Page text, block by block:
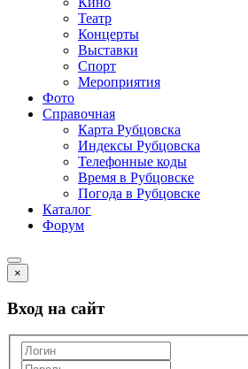
Театр
Концерты
Выставки
Спорт
Мероприятия
Фото
Справочная
Карта Рубцовска
Индексы Рубцовска
Телефонные коды
Время в Рубцовске
Погода в Рубцовске
Каталог
Форум
×
Вход на сайт